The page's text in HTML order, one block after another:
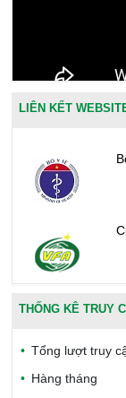
LIÊN KẾT
THỐNG KÊ TRUY
Tổng lượt truy
Hàng tháng